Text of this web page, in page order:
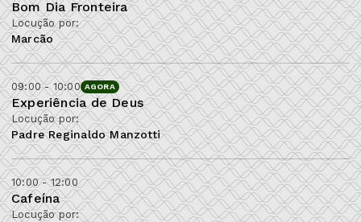
Bom Dia Fronteira
Locução por:
Marcão
09:00 - 10:00 AGORA
Experiência de Deus
Locução por:
Padre Reginaldo Manzotti
10:00 - 12:00
Cafeína
Locução por: